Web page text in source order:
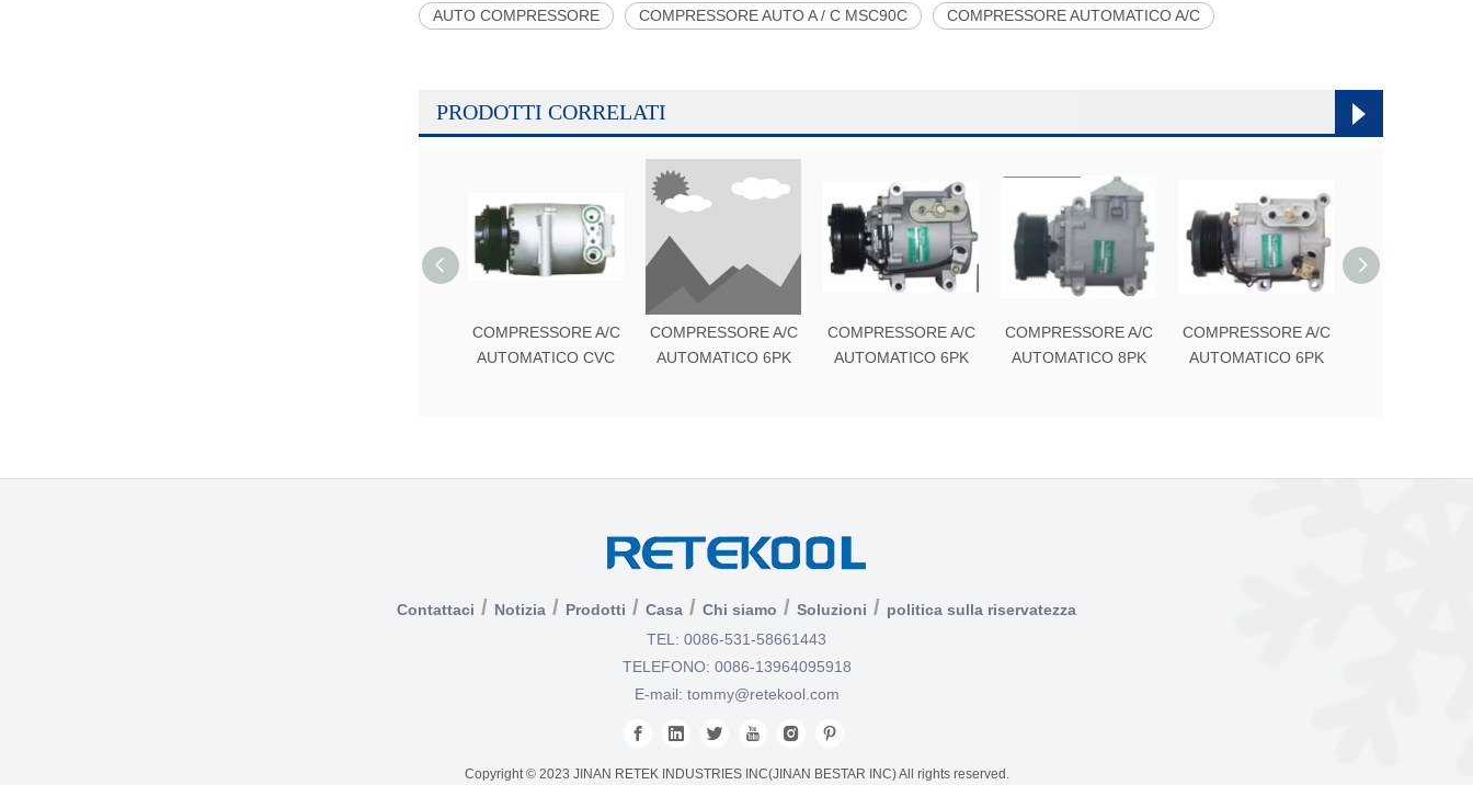
AUTO COMPRESSORE COMPRESSORE AUTO A / C MSC90C COMPRESSORE AUTOMATICO A/C
PRODOTTI CORRELATI
COMPRESSORE A/C
AUTOMATICO CVC
COMPRESSORE A/C
AUTOMATICO 6PK
COMPRESSORE A/C
AUTOMATICO 6PK
COMPRESSORE A/C
AUTOMATICO 8PK
COMPRESSORE A/C
AUTOMATICO 6PK
Contattaci / Notizia / Prodotti / Casa / Chi siamo / Soluzioni / politica sulla riservatezza
TEL: 0086-531-58661443
TELEFONO: 0086-13964095918
E-mail: tommy@retekool.com
Copyright © 2023 JINAN RETEK INDUSTRIES INC(JINAN BESTAR INC) All rights reserved.